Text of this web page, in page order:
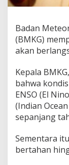
Badan
(BMKG)
akan
Kepala
bahwa
ENSO (El
(Indian
sepanjang
Sementara
bertahan